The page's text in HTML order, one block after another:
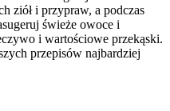
ziół i przypraw, a podczas
świeże owoce i
i wartościowe przekąski.
przepisów najbardziej